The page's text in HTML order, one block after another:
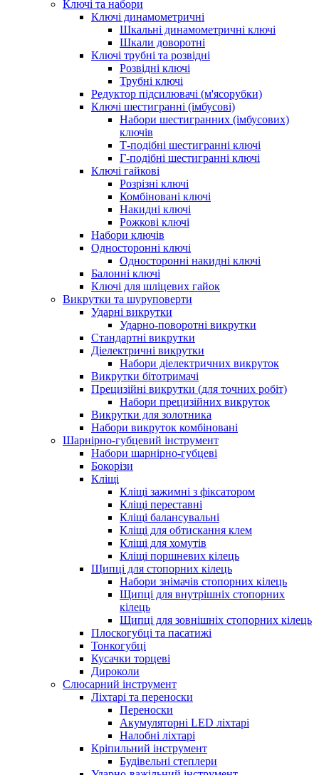
Ключі та набори
Ключі динамометричні
Шкальні динамометричні ключі
Шкали доворотні
Ключі трубні та розвідні
Розвідні ключі
Трубні ключі
Редуктор підсилювачі (м'ясорубки)
Ключі шестигранні (імбусові)
Набори шестигранних (імбусових)
ключів
Т-подібні шестигранні ключі
Г-подібні шестигранні ключі
Ключі гайкові
Розрізні ключі
Комбіновані ключі
Накидні ключі
Рожкові ключі
Набори ключів
Односторонні ключі
Односторонні накидні ключі
Балонні ключі
Ключі для шліцевих гайок
Викрутки та шуруповерти
Ударні викрутки
Ударно-поворотні викрутки
Стандартні викрутки
Діелектричні викрутки
Набори діелектричних викруток
Викрутки бітотримачі
Прецизійні викрутки (для точних робіт)
Набори прецизійних викруток
Викрутки для золотника
Набори викруток комбіновані
Шарнірно-губцевий інструмент
Набори шарнірно-губцеві
Бокорізи
Кліщі
Кліщі зажимні з фіксатором
Кліщі переставні
Кліщі балансувальні
Кліщі для обтискання клем
Кліщі для хомутів
Кліщі поршневих кілець
Щипці для стопорних кілець
Набори знімачів стопорних кілець
Щипці для внутрішніх стопорних
кілець
Щипці для зовнішніх стопорних кілець
Плоскогубці та пасатижі
Тонкогубці
Кусачки торцеві
Дироколи
Слюсарний інструмент
Ліхтарі та переноски
Переноски
Акумуляторні LED ліхтарі
Налобні ліхтарі
Кріпильний інструмент
Будівельні степлери